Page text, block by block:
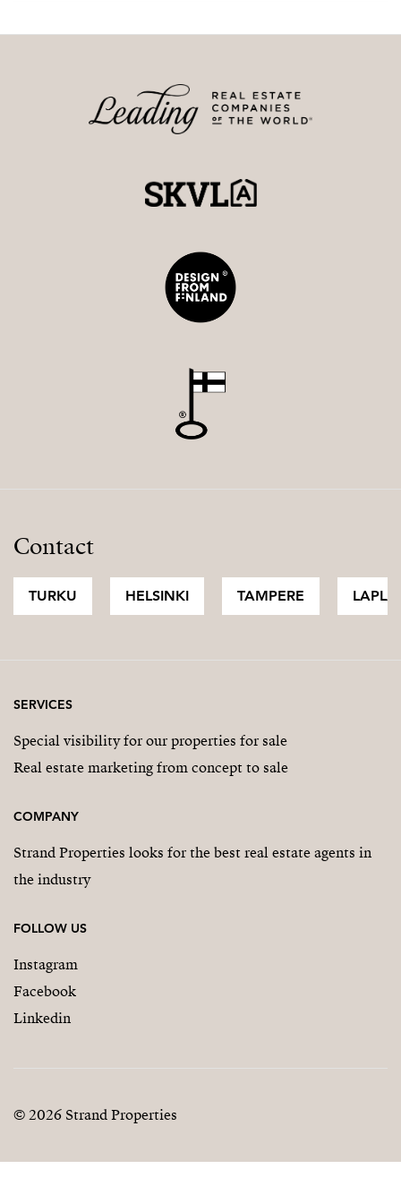
lähettyvillä. Keskustan sykkeeseen on Epilänharjulta
matkaa noin 7 km. Alueella on myös erinomainen
Tohloppijärven ulkoilureiteistä ja uimarannasta ja
talvella avantouinnista.
arkkitehtuuria, laadukkaita materiaaleja ja haluat
asumiseen nykyaikaisen tekniikan mukavuudet.
Varaa oma yksityisesittely ja tule kokemaan tämän
Contact
TURKU HELSINKI TAMPERE
SERVICES
Special visibility for our properties for sale
Real estate marketing from concept to sale
COMPANY
Strand Properties looks for the best real estate agents in
the industry
FOLLOW US
Instagram
Facebook
Linkedin
© 2026 Strand Properties